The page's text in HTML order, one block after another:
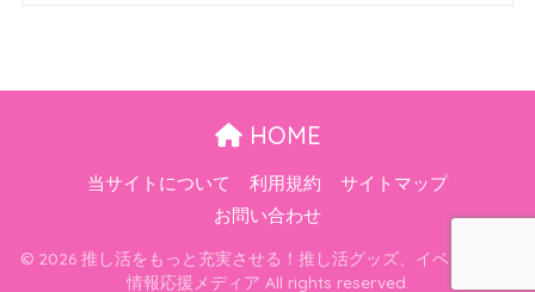
HOME
当サイトについて 利用規約
サイトマップ
お問い合わせ
© 2026 推し活をもっと充実させる！推し活グッズ、イベント最新
情報応援メディア All rights reserved.